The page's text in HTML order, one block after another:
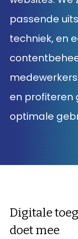
Contact
Werken bij
033 432
Stuur
passende
techniek, en
en profiteren
optimale
Digitale
doet mee